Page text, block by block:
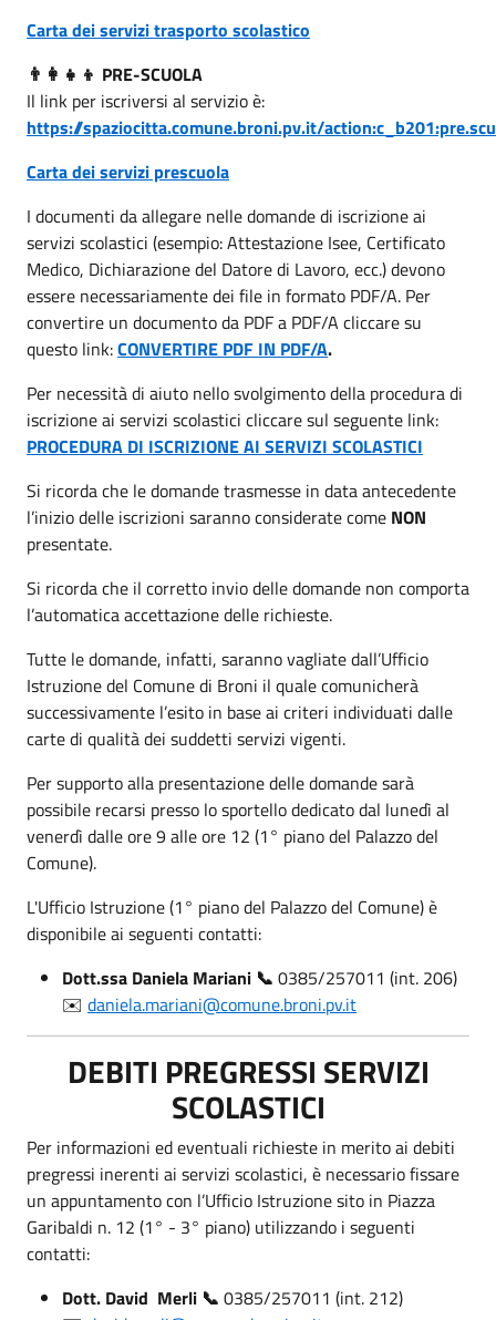
Carta dei servizi trasporto scolastico
👨 PRE-SCUOLA
Il link per iscriversi al servizio è:
https://spaziocitta.comune.broni.pv.it/
Carta dei servizi prescuola
I documenti da allegare nelle domande di iscrizione ai
servizi scolastici (esempio: Attestazione Isee, Certificato
Medico, Dichiarazione del Datore di Lavoro, ecc.) devono
essere necessariamente dei file in formato PDF/A. Per
convertire un documento da PDF a PDF/A cliccare su
questo link:CONVERTIRE PDF IN PDF/A.
Per necessità di aiuto nello svolgimento della procedura di
iscrizione ai servizi scolastici cliccare sul seguente link:
PROCEDURA DI ISCRIZIONE AI SERVIZI SCOLASTICI
Si ricorda che le domande trasmesse in data antecedente
l’inizio delle iscrizioni saranno considerate come NON
presentate.
Si ricorda che il corretto invio delle domande non comporta
l’automatica accettazione delle richieste.
Tutte le domande, infatti, saranno vagliate dall’Ufficio
Istruzione del Comune di Broni il quale comunicherà
successivamente l’esito in base ai criteri individuati dalle
carte di qualità dei suddetti servizi vigenti.
Per supporto alla presentazione delle domande sarà
possibile recarsi presso lo sportello dedicato dal lunedì al
venerdì dalle ore 9 alle ore 12 (1° piano del Palazzo del
Comune).
L'Ufficio Istruzione (1° piano del Palazzo del Comune) è
disponibile ai seguenti contatti:
Dott.ssa Daniela Mariani 📞 0385/257011 (int. 206)
✉️ daniela.mariani@comune.broni.pv.it
DEBITI PREGRESSI SERVIZI
SCOLASTICI
Per informazioni ed eventuali richieste in merito ai debiti
pregressi inerenti ai servizi scolastici, è necessario fissare
un appuntamento con l’Ufficio Istruzione sito in Piazza
Garibaldi n. 12 (1° - 3° piano) utilizzando i seguenti
contatti:
Dott. David Merli 📞 0385/257011 (int. 212)